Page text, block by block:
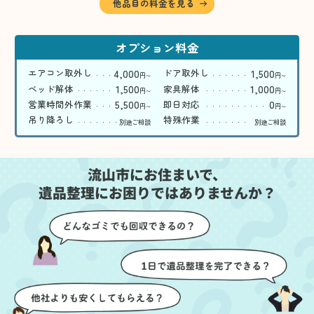
他品目の料金を見る
オプション料金
エアコン取外し 4,000円〜 ドア取外し 1,500円〜
ベッド解体 1,500円〜 家具解体 1,000円〜
営業時間外作業 5,500円〜 即日対応 0円〜
吊り降ろし 別途ご相談 特殊作業 別途ご相談
流山市にお住まいで、
遺品整理にお困りではありませんか？